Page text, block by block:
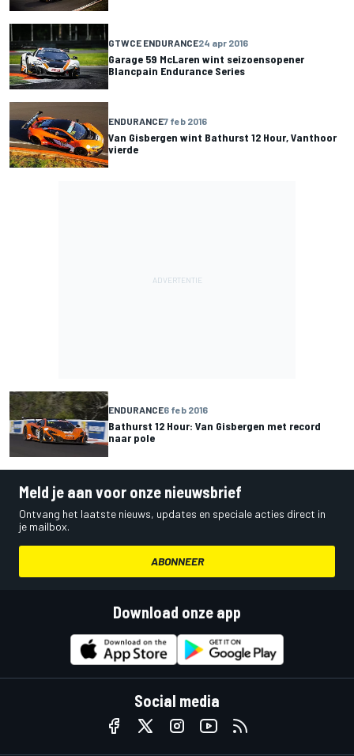
GTWCE ENDURANCE24 apr 2016
Garage 59 McLaren wint seizoensopener
Blancpain Endurance Series
ENDURANCE7 feb 2016
Van Gisbergen wint Bathurst 12 Hour, Vanthoor
vierde
ENDURANCE6 feb 2016
Bathurst 12 Hour: Van Gisbergen met record
naar pole
Meld je aan voor onze nieuwsbrief
Ontvang het laatste nieuws, updates en speciale acties direct in
je mailbox.
ABONNEER
Download onze app
Social media